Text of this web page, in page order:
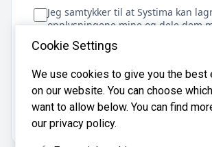
Jeg samtykker til at Systima kan
opplysningene mine og dele dem
regnskapsbyråer for å hjelpe meg å
regnskapsfører
Cookie Settings
We use cookies to give you the best
on our website. You can choose
want to allow below. You can find
our privacy policy.